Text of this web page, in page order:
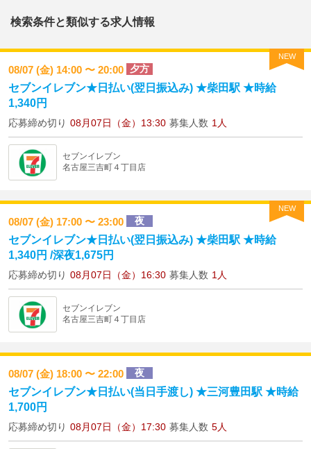
検索条件と類似する求人情報
NEW
08/07 (金) 14:00 〜 20:00 夕方
セブンイレブン★日払い(翌日振込み) ★柴田駅 ★時給
1,340円
応募締め切り 08月07日（金）13:30 募集人数 1人
セブンイレブン
名古屋三吉町４丁目店
NEW
08/07 (金) 17:00 〜 23:00 夜
セブンイレブン★日払い(翌日振込み) ★柴田駅 ★時給
1,340円 /深夜1,675円
応募締め切り 08月07日（金）16:30 募集人数 1人
セブンイレブン
名古屋三吉町４丁目店
08/07 (金) 18:00 〜 22:00 夜
セブンイレブン★日払い(当日手渡し) ★三河豊田駅 ★時給
1,700円
応募締め切り 08月07日（金）17:30 募集人数 5人